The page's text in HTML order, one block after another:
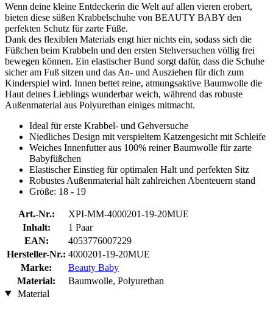
Wenn deine kleine Entdeckerin die Welt auf allen vieren erobert,
bieten diese süßen Krabbelschuhe von BEAUTY BABY den
perfekten Schutz für zarte Füße.
Dank des flexiblen Materials engt hier nichts ein, sodass sich die
Füßchen beim Krabbeln und den ersten Stehversuchen völlig frei
bewegen können. Ein elastischer Bund sorgt dafür, dass die Schuhe
sicher am Fuß sitzen und das An- und Ausziehen für dich zum
Kinderspiel wird. Innen bettet reine, atmungsaktive Baumwolle die
Haut deines Lieblings wunderbar weich, während das robuste
Außenmaterial aus Polyurethan einiges mitmacht.
Ideal für erste Krabbel- und Gehversuche
Niedliches Design mit verspieltem Katzengesicht mit Schleife
Weiches Innenfutter aus 100% reiner Baumwolle für zarte
Babyfüßchen
Elastischer Einstieg für optimalen Halt und perfekten Sitz
Robustes Außenmaterial hält zahlreichen Abenteuern stand
Größe: 18 - 19
Art.-Nr.:
XPI-MM-4000201-19-20MUE
Inhalt:
1 Paar
EAN:
4053776007229
Hersteller-Nr.: 4000201-19-20MUE
Marke:
Beauty Baby
Material:
Baumwolle, Polyurethan
Material